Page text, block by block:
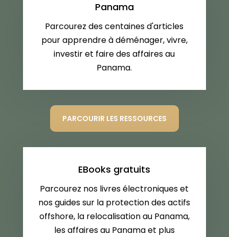
Panama
Parcourez des centaines d'articles
pour apprendre à déménager, vivre,
investir et faire des affaires au
Panama.
PARCOURIR LES RESSOURCES
EBooks gratuits
Parcourez nos livres électroniques et
nos guides sur la protection des actifs
offshore, la relocalisation au Panama,
les affaires au Panama et plus